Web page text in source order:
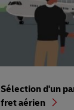
Sélection d'un
fret aérien